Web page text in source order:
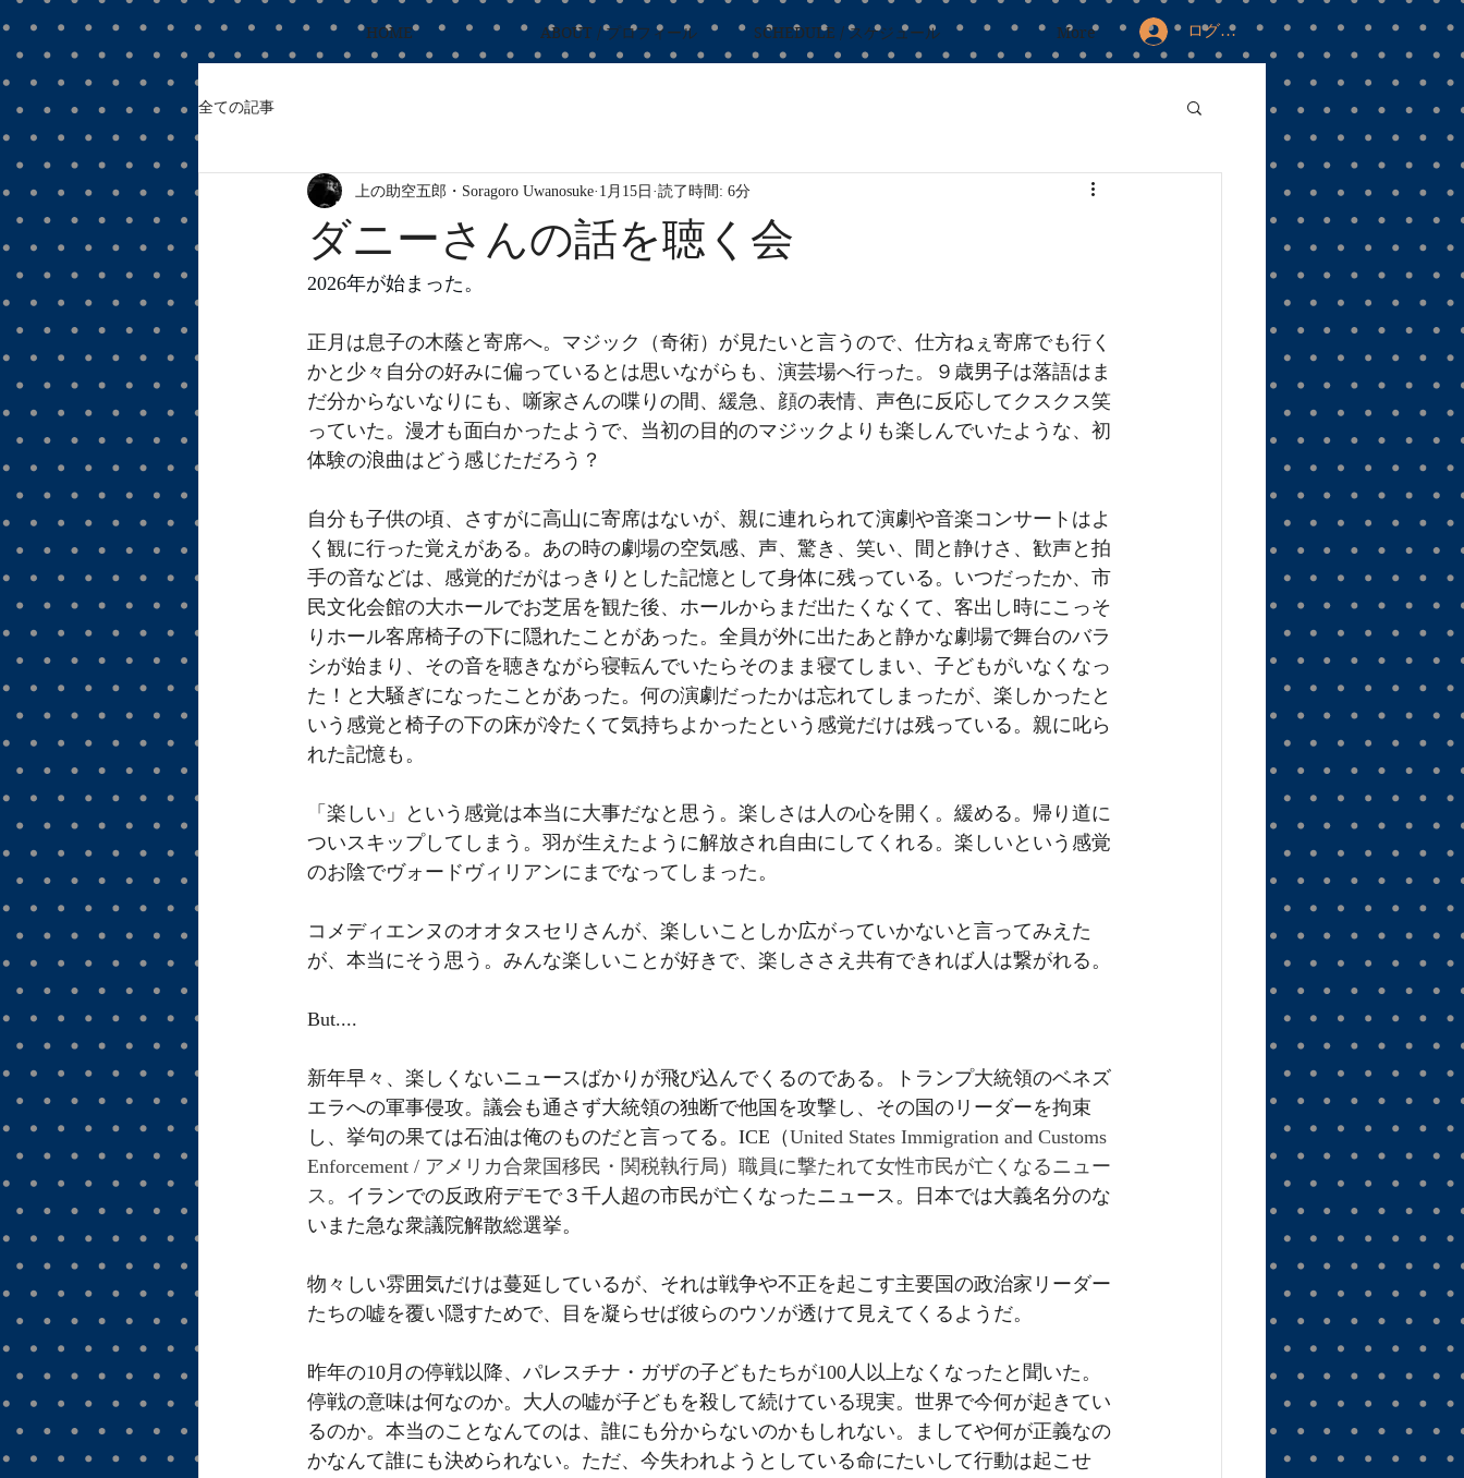
HOME ABOUT / プロフィール SCHEDULE / スケジュール More ログイン
全ての記事
ダニーさんの話を聴く会
上の助空五郎・Soragoro Uwanosuke 1月15日 読了時間: 6分
2026年が始まった。
正月は息子の木蔭と寄席へ。マジック（奇術）が見たいと言うので、仕方ねぇ寄席でも行く
かと少々自分の好みに偏っているとは思いながらも、演芸場へ行った。９歳男子は落語はま
だ分からないなりにも、噺家さんの喋りの間、緩急、顔の表情、声色に反応してクスクス笑
っていた。漫才も面白かったようで、当初の目的のマジックよりも楽しんでいたような、初
体験の浪曲はどう感じただろう？
自分も子供の頃、さすがに高山に寄席はないが、親に連れられて演劇や音楽コンサートはよ
く観に行った覚えがある。あの時の劇場の空気感、声、驚き、笑い、間と静けさ、歓声と拍
手の音などは、感覚的だがはっきりとした記憶として身体に残っている。いつだったか、市
民文化会館の大ホールでお芝居を観た後、ホールからまだ出たくなくて、客出し時にこっそ
りホール客席椅子の下に隠れたことがあった。全員が外に出たあと静かな劇場で舞台のバラ
シが始まり、その音を聴きながら寝転んでいたらそのまま寝てしまい、子どもがいなくなっ
た！と大騒ぎになったことがあった。何の演劇だったかは忘れてしまったが、楽しかったと
いう感覚と椅子の下の床が冷たくて気持ちよかったという感覚だけは残っている。親に叱ら
れた記憶も。
「楽しい」という感覚は本当に大事だなと思う。楽しさは人の心を開く。緩める。帰り道に
ついスキップしてしまう。羽が生えたように解放され自由にしてくれる。楽しいという感覚
のお陰でヴォードヴィリアンにまでなってしまった。
コメディエンヌのオオタスセリさんが、楽しいことしか広がっていかないと言ってみえた
が、本当にそう思う。みんな楽しいことが好きで、楽しささえ共有できれば人は繋がれる。
But....
新年早々、楽しくないニュースばかりが飛び込んでくるのである。トランプ大統領のベネズ
エラへの軍事侵攻。議会も通さず大統領の独断で他国を攻撃し、その国のリーダーを拘束
し、挙句の果ては石油は俺のものだと言ってる。ICE（United States Immigration and Customs
Enforcement / アメリカ合衆国移民・関税執行局）職員に撃たれて女性市民が亡くなるニュー
ス。 イランでの反政府デモで３千人超の市民が亡くなったニュース。日本では大義名分のな
いまた急な衆議院解散総選挙。
物々しい雰囲気だけは蔓延しているが、それは戦争や不正を起こす主要国の政治家リーダー
たちの嘘を覆い隠すためで、目を凝らせば彼らのウソが透けて見えてくるようだ。
昨年の10月の停戦以降、パレスチナ・ガザの子どもたちが100人以上なくなったと聞いた。
停戦の意味は何なのか。大人の嘘が子どもを殺して続けている現実。世界で今何が起きてい
るのか。本当のことなんてのは、誰にも分からないのかもしれない。ましてや何が正義なの
かなんて誰にも決められない。ただ、今失われようとしている命にたいして行動は起こせ